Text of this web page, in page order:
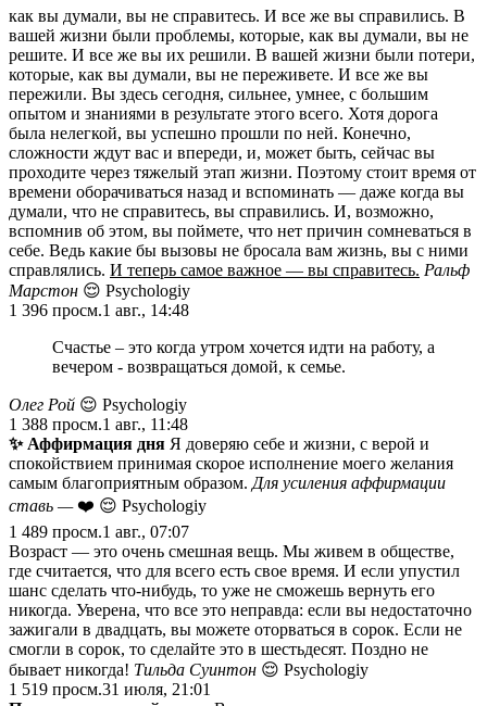
как вы думали, вы не справитесь. И все же вы справились. В
вашей жизни были проблемы, которые, как вы думали, вы не
решите. И все же вы их решили. В вашей жизни были потери,
которые, как вы думали, вы не переживете. И все же вы
пережили. Вы здесь сегодня, сильнее, умнее, с большим
опытом и знаниями в результате этого всего. Хотя дорога
была нелегкой, вы успешно прошли по ней. Конечно,
сложности ждут вас и впереди, и, может быть, сейчас вы
проходите через тяжелый этап жизни. Поэтому стоит время от
времени оборачиваться назад и вспоминать — даже когда вы
думали, что не справитесь, вы справились. И, возможно,
вспомнив об этом, вы поймете, что нет причин сомневаться в
себе. Ведь какие бы вызовы не бросала вам жизнь, вы с ними
справлялись. И теперь самое важное — вы справитесь. Ральф
Марстон 😌 Psychologiy
1 396 просм.1 авг., 14:48
Счастье – это когда утром хочется идти на работу, а
вечером - возвращаться домой, к семье.
Олег Рой 😌 Psychologiy
1 388 просм.1 авг., 11:48
✨Аффирмация дня Я доверяю себе и жизни, с верой и
спокойствием принимая скорое исполнение моего желания
самым благоприятным образом. Для усиления аффирмации
ставь — ❤️ 😌 Psychologiy
1 489 просм.1 авг., 07:07
Возраст — это очень смешная вещь. Мы живем в обществе,
где считается, что для всего есть свое время. И если упустил
шанс сделать что-нибудь, то уже не сможешь вернуть его
никогда. Уверена, что все это неправда: если вы недостаточно
зажигали в двадцать, вы можете оторваться в сорок. Если не
смогли в сорок, то сделайте это в шестьдесят. Поздно не
бывает никогда! Тильда Суинтон 😌 Psychologiy
1 519 просм.31 июля, 21:01